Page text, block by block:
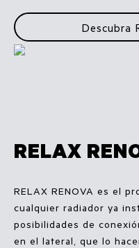
Descubra
RELAX
RELAX RENOVA es el
cualquier radiador ya
posibilidades de
en el lateral, que lo